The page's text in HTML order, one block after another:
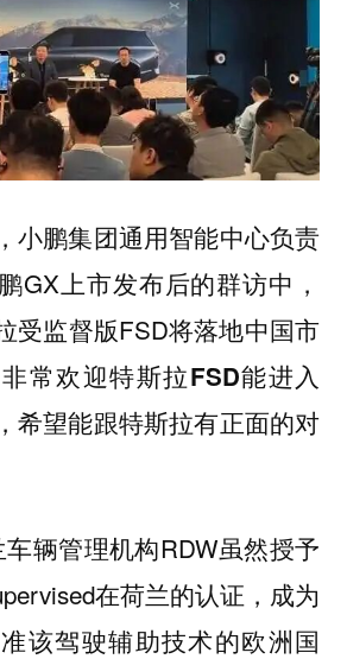
小鹏集团通用智能中心负责
GX上市发布后的群访中，
受监督版FSD将落地中国市
非常欢迎特斯拉FSD能进入
希望能跟特斯拉有正面的对
辆管理机构RDW虽然授予
在荷兰的认证，成为
该驾驶辅助技术的欧洲国